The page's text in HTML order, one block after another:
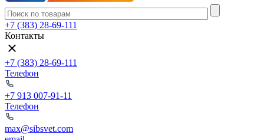
+7 (383) 28-69-111
Контакты
+7 (383) 28-69-111
Телефон
+7 913 007-91-11
Телефон
max@sibsvet.com